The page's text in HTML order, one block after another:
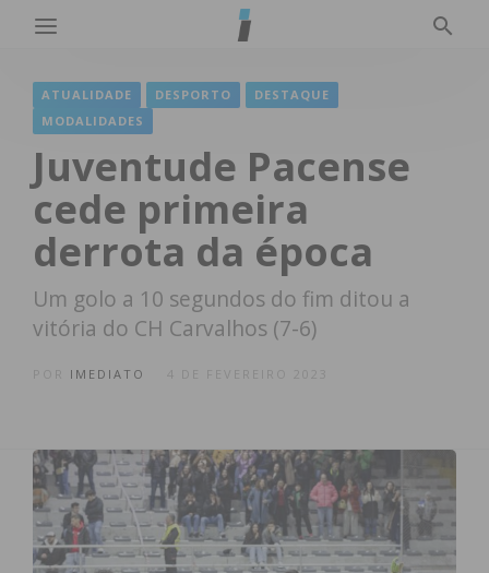
ATUALIDADE DESPORTO
DESTAQUE
MODALIDADES
Juventude Pacense
cede primeira
derrota da época
Um golo a 10 segundos do fim ditou a
vitória do CH Carvalhos (7-6)
IMEDIATO 4 DE FEVEREIRO 2023